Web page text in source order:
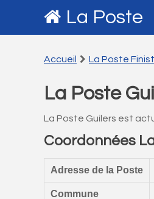
La Poste
Accueil La Poste
La Poste
La Poste Guilers est
Coordonnées
Adresse de la Poste
Commune